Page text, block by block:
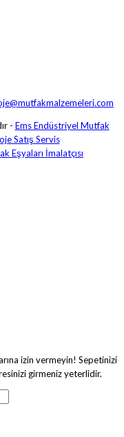
- Ems Endüstriyel Mutfak
Satış Servis
izin vermeyin! Sepetinizi
girmeniz yeterlidir.